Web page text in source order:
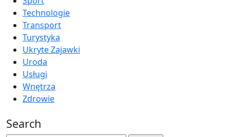
Technologie
Transport
Turystyka
Ukryte Zajawki
Uroda
Usługi
Wnętrza
Zdrowie
Search